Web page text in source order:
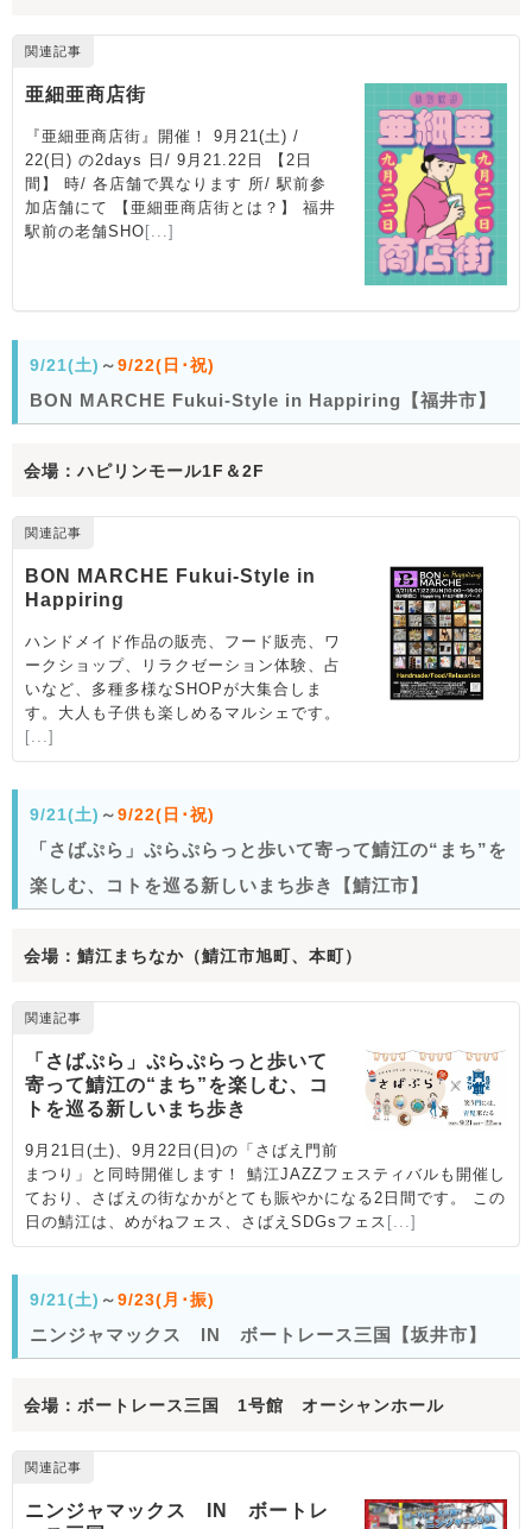
9/21(土) ～9/22(日･祝)
BON MARCHE Fukui-Style in Happiring【福井市】
会場：ハピリンモール1F＆2F
9/21(土) ～9/22(日･祝)
「さばぷら」ぷらぷらっと歩いて寄って鯖江の“まち”を
楽しむ、コトを巡る新しいまち歩き【鯖江市】
会場：鯖江まちなか（鯖江市旭町、本町）
9/21(土) ～9/23(月･振)
ニンジャマックス IN ボートレース三国【坂井市】
会場：ボートレース三国 1号館 オーシャンホール